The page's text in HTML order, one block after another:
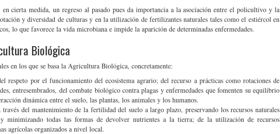
cierta medida, un regreso al pasado pues da importancia a la asociación entre el policultivo y la
y diversidad de culturas y en la utilización de fertilizantes naturales tales como el estiércol en
lo que favorece la vida microbiana e impide la aparición de determinadas enfermedades.
Biológica
en los que se basa la Agricultura Biológica, concretamente:
respeto por el funcionamiento del ecosistema agrario; del recurso a prácticas como rotaciones de
entresembrados, del combate biológico contra plagas y enfermedades que fomenten su equilibrio
dinámica entre el suelo, las plantas, los animales y los humanos.
través del mantenimiento de la fertilidad del suelo a largo plazo, preservando los recursos naturales
minimizando todas las formas de devolver nutrientes a la tierra; de la utilización de recursos
agrícolas organizados a nivel local.